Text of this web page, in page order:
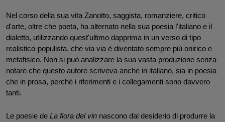
Nel corso della sua vita Zanotto, saggista, romanziere, critico
d'arte, oltre che poeta, ha alternato nella sua poesia l'italiano e il
dialetto, utilizzando quest'ultimo dapprima in un verso di tipo
realistico-populista, che via via è diventato sempre più onirico e
metafisico. Non si può analizzare la sua vasta produzione senza
notare che questo autore scriveva anche in italiano, sia in poesia
che in prosa, perché i riferimenti e i collegamenti sono davvero
tanti.
Le poesie de La fiora del vin nascono dal desiderio di produrre la